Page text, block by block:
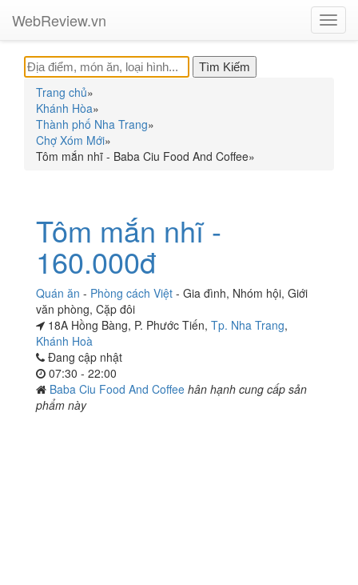
WebReview.vn
Trang chủ»
Khánh Hòa»
Thành phố Nha Trang»
Chợ Xóm Mới»
Tôm mắn nhĩ - Baba Ciu Food And Coffee»
Tôm mắn nhĩ -
160.000đ
Quán ăn - Phòng cách Việt - Gia đình, Nhóm hội, Giới
văn phòng, Cặp đôi
18A Hồng Bàng, P. Phước Tiến, Tp. Nha Trang,
Khánh Hoà
Đang cập nhật
07:30 - 22:00
Baba Ciu Food And Coffee hân hạnh cung cấp sản
phẩm này